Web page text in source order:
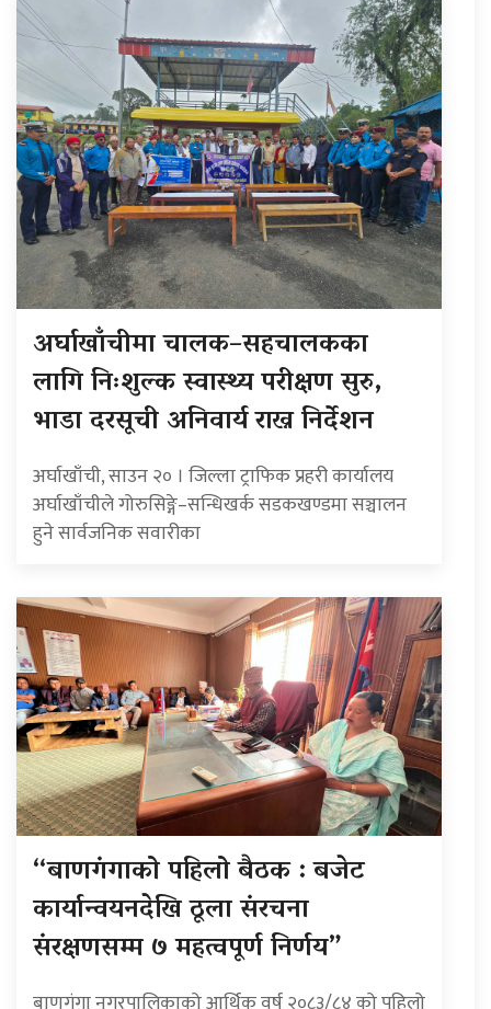
अर्घाखाँचीमा चालक–सहचालकका
लागि निःशुल्क स्वास्थ्य परीक्षण सुरु,
भाडा दरसूची अनिवार्य राख्न निर्देशन
अर्घाखाँची, साउन २० । जिल्ला ट्राफिक प्रहरी कार्यालय
अर्घाखाँचीले गोरुसिङ्गे–सन्धिखर्क सडकखण्डमा सञ्चालन
हुने सार्वजनिक सवारीका
“बाणगंगाको पहिलो बैठक : बजेट
कार्यान्वयनदेखि ठूला संरचना
संरक्षणसम्म ७ महत्वपूर्ण निर्णय”